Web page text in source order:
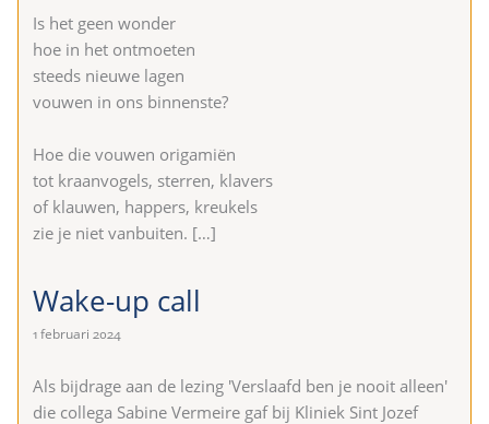
Is het geen wonder
hoe in het ontmoeten
steeds nieuwe lagen
vouwen in ons binnenste?
Hoe die vouwen origamiën
tot kraanvogels, sterren, klavers
of klauwen, happers, kreukels
zie je niet vanbuiten. […]
Wake-up call
1 februari 2024
Als bijdrage aan de lezing 'Verslaafd ben je nooit alleen'
die collega Sabine Vermeire gaf bij Kliniek Sint Jozef